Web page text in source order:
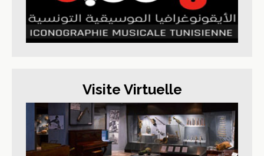
Visite Virtuelle